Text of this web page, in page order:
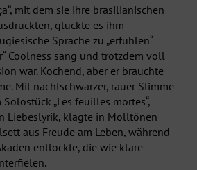
mit dem sie ihre brasilianischen
glückte es ihm
Sprache zu „erfühlen“
Coolness sang und trotzdem voll
war. Kochend, aber er brauchte
Mit nachtschwarzer, rauer Stimme
„Les feuilles mortes“,
Liebeslyrik, klagte in Molltönen
aus Freude am Leben, während
entlockte, die wie klare